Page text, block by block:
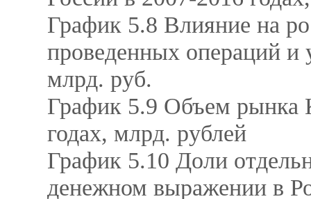
График 5.8 Влияние на
проведенных операций и
млрд. руб.
График 5.9 Объем рынка
годах, млрд. рублей
График 5.10 Доли
денежном выражении в